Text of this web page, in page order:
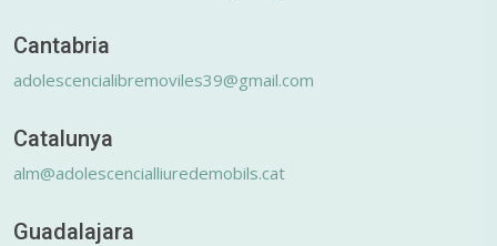
Cantabria
adolescencialibremoviles39@gmail.com
Catalunya
alm@adolescencialliuredemobils.cat
Guadalajara